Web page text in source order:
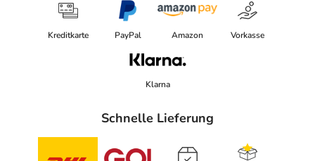
Kreditkarte PayPal Amazon Vorkasse
Klarna
Schnelle Lieferung